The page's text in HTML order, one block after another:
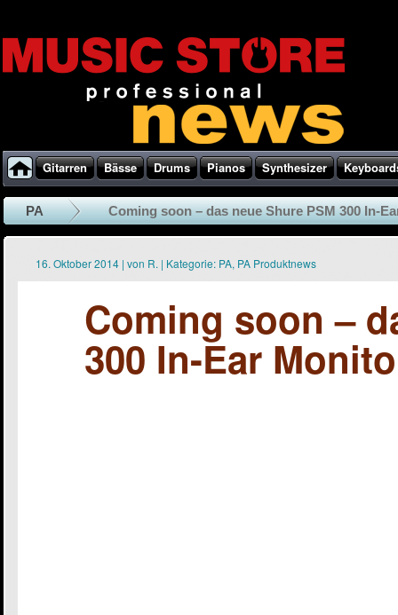
Gitarren Bässe Drums Pianos Synthesizer
PA Coming soon – das neue Shure PSM 300 In-
16. Oktober 2014 | von R. | Kategorie: PA, PA Produktnews
Coming soon –
300 In-Ear